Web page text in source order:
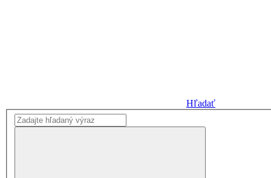
Hľadať